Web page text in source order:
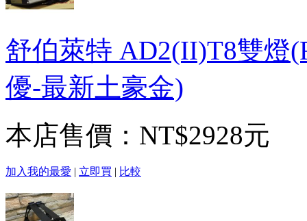
舒伯萊特 AD2(II)T8雙燈
優-最新土豪金)
本店售價： NT$2928元
加入我的最愛 | 立即買 | 比較